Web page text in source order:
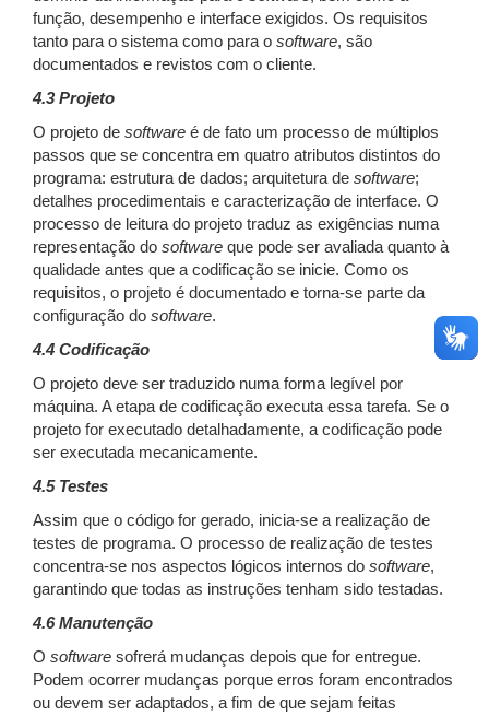
função, desempenho e interface exigidos. Os requisitos
tanto para o sistema como para o software, são
documentados e revistos com o cliente.
4.3 Projeto
O projeto de software é de fato um processo de múltiplos
passos que se concentra em quatro atributos distintos do
programa: estrutura de dados; arquitetura de software;
detalhes procedimentais e caracterização de interface. O
processo de leitura do projeto traduz as exigências numa
representação do software que pode ser avaliada quanto à
qualidade antes que a codificação se inicie. Como os
requisitos, o projeto é documentado e torna-se parte da
configuração do software.
4.4 Codificação
O projeto deve ser traduzido numa forma legível por
máquina. A etapa de codificação executa essa tarefa. Se o
projeto for executado detalhadamente, a codificação pode
ser executada mecanicamente.
4.5 Testes
Assim que o código for gerado, inicia-se a realização de
testes de programa. O processo de realização de testes
concentra-se nos aspectos lógicos internos do software,
garantindo que todas as instruções tenham sido testadas.
4.6 Manutenção
O software sofrerá mudanças depois que for entregue.
Podem ocorrer mudanças porque erros foram encontrados
ou devem ser adaptados, a fim de que sejam feitas